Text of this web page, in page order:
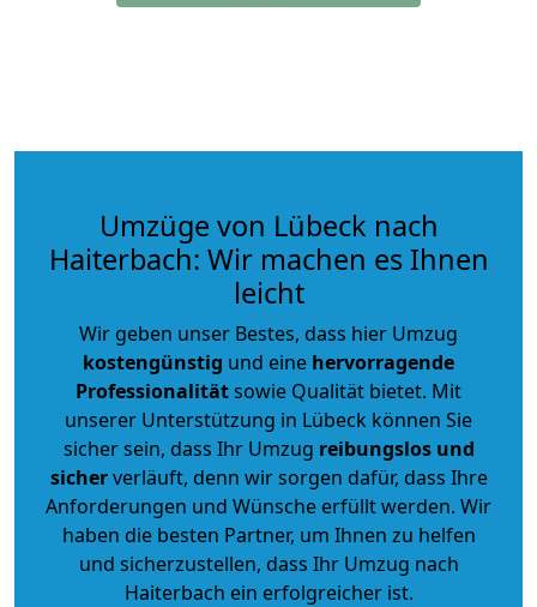
Umzüge von Lübeck nach
Haiterbach: Wir machen es Ihnen
leicht
Wir geben unser Bestes, dass hier Umzug
kostengünstig und eine hervorragende
Professionalitätsowie Qualität bietet. Mit
unserer Unterstützung in Lübeck können Sie
sicher sein, dass Ihr Umzug reibungslos und
sicherverläuft, denn wir sorgen dafür, dass Ihre
Anforderungen und Wünsche erfüllt werden. Wir
haben die besten Partner, um Ihnen zu helfen
und sicherzustellen, dass Ihr Umzug nach
Haiterbach ein erfolgreicher ist.